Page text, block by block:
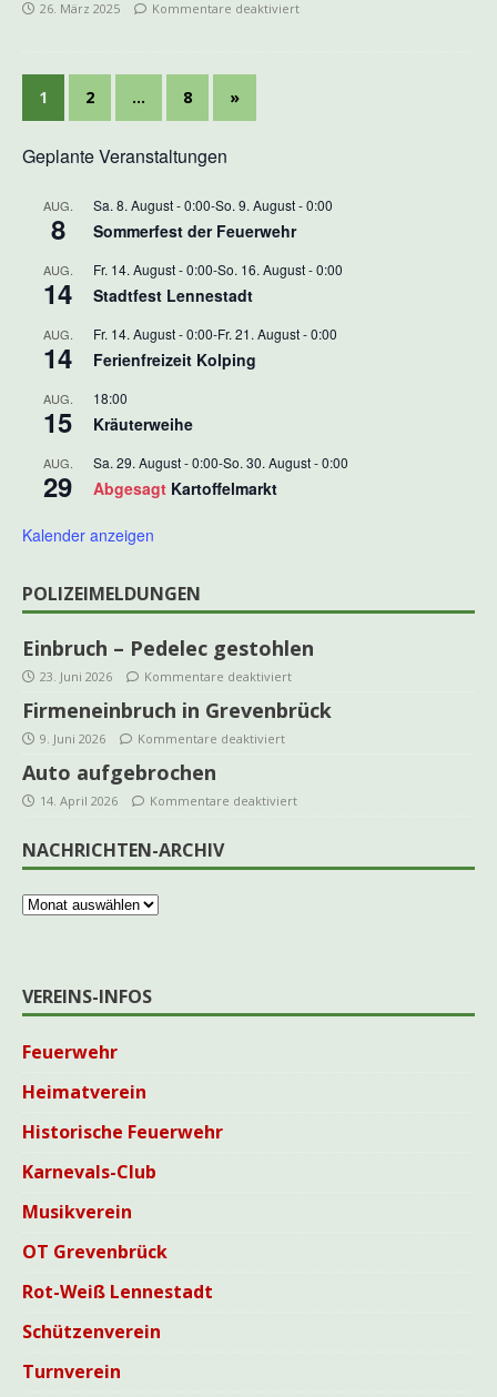
26. März 2025 Kommentare deaktiviert
1 2 … 8 »
Geplante Veranstaltungen
AUG.
8
Sa. 8. August - 0:00-So. 9. August - 0:00
Sommerfest der Feuerwehr
AUG.
14
Fr. 14. August - 0:00-So. 16. August - 0:00
Stadtfest Lennestadt
AUG.
14
Fr. 14. August - 0:00-Fr. 21. August - 0:00
Ferienfreizeit Kolping
AUG.
15
18:00
Kräuterweihe
AUG.
29
Sa. 29. August - 0:00-So. 30. August - 0:00
Abgesagt Kartoffelmarkt
Kalender anzeigen
POLIZEIMELDUNGEN
Einbruch – Pedelec gestohlen
23. Juni 2026 Kommentare deaktiviert
Firmeneinbruch in Grevenbrück
9. Juni 2026 Kommentare deaktiviert
Auto aufgebrochen
14. April 2026 Kommentare deaktiviert
NACHRICHTEN-ARCHIV
VEREINS-INFOS
Feuerwehr
Heimatverein
Historische Feuerwehr
Karnevals-Club
Musikverein
OT Grevenbrück
Rot-Weiß Lennestadt
Schützenverein
Turnverein